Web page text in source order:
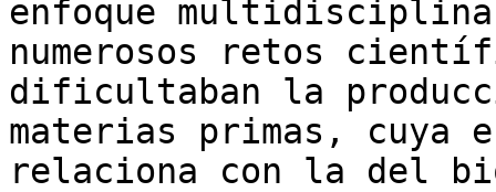
enfoque
numerosos retos
dificultaban la
materias primas, cuya
relaciona con la del